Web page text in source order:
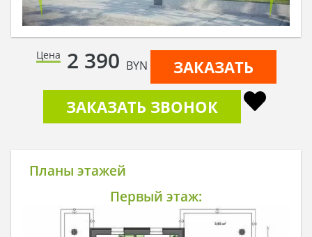
Цена 2 390 BYN
ЗАКАЗАТЬ
ЗАКАЗАТЬ ЗВОНОК
Планы этажей
Первый этаж: